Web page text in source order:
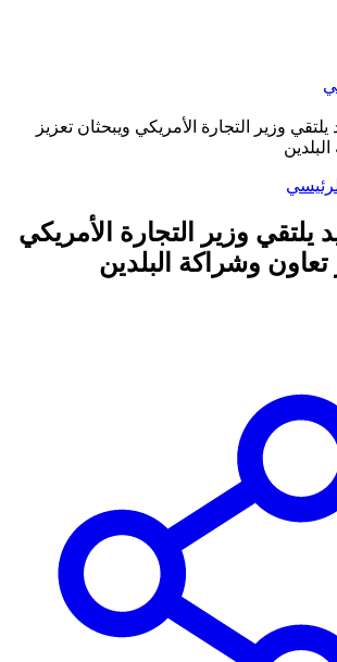
يلتقي وزير التجارة الأمريكي ويبحثان تعزيز
يلتقي وزير التجارة الأمريكي
تعاون وشراكة البلدين